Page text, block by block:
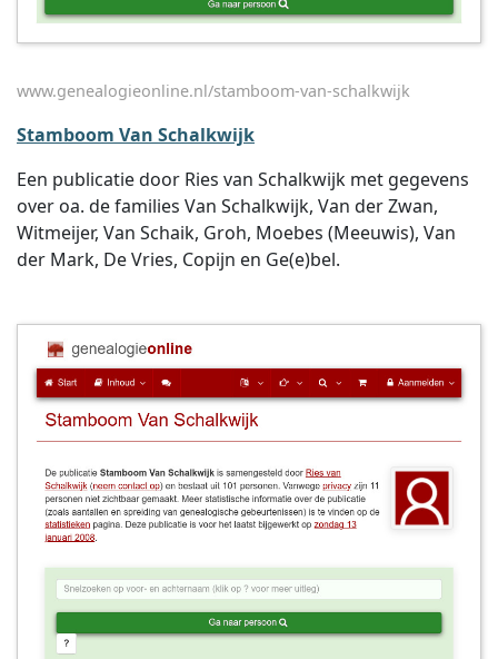
www.genealogieonline.nl/stamboom-van-schalkwijk
Stamboom Van Schalkwijk
Een publicatie door Ries van Schalkwijk met gegevens
over oa. de families Van Schalkwijk, Van der Zwan,
Witmeijer, Van Schaik, Groh, Moebes (Meeuwis), Van
der Mark, De Vries, Copijn en Ge(e)bel.